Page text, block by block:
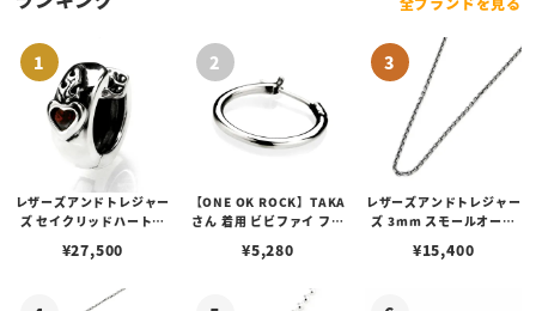
レザーズアンドトレジャー
ズ セイクリッドハートピ
¥27,500
【ONE OK ROCK】TAKA
さん 着用 ビビファイ フー
¥5,280
レザーズアンドトレジャー
ズ 3mm スモールオーバ
ブスタークラスプ＆LTロ
¥15,400